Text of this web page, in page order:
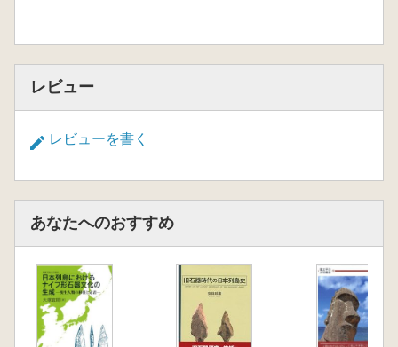
期の先行研究
第1節 研究の背景
区分と対象とする時期
半期石器群の研究
跡
2.石器製作技術構造論の展開とその後の議
論の進展
3.日本列島の後期旧石器時代前半期研究に
レビュー
レビューを書く
あなたへのおすすめ